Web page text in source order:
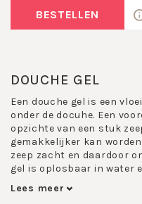
BESTELLEN
DOUCHE GEL
Een douche gel is een
onder de docuhe. Een
opzichte van een stuk
gemakkelijker kan
zeep zacht en daardoor
gel is oplosbaar in water
meer goed is op te
Lees meer